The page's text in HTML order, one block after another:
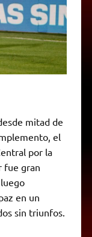
mitad de
el
por la
fue gran
en un
sin triunfos.